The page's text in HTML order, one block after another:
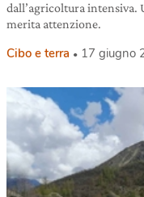
dall’agricoltura intensiva.
merita attenzione.
Cibo e terra 17 giugno